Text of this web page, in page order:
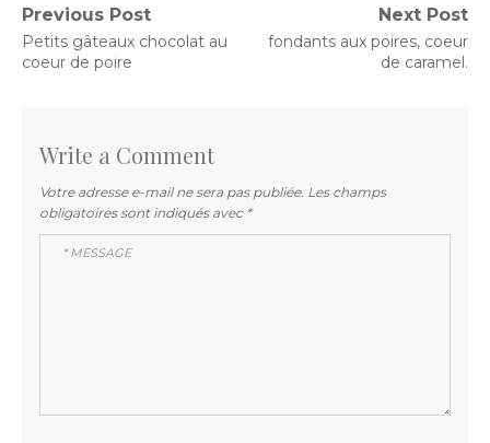
Navigation
de
Previous Post
Previous
post:
Petits gâteaux chocolat au
coeur de poire
Next Post
Next
fondants aux poires, coeur
de caramel.
Write a Comment
Votre adresse e-mail ne sera pas publiée. Les champs
obligatoires sont indiqués avec *